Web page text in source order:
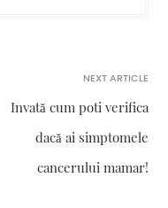
NEXT ARTICLE
Invată cum poti verifica
dacă ai simptomele
cancerului mamar!